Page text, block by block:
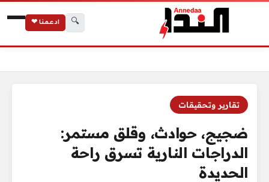
🔍 ادعمنا ❤
تقارير وتحقيقات
ضجيج، حوادث، وقلق مستمر:
الدراجات النارية تسرق راحة
الحديدة